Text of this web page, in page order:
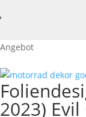
Angebot
2023)